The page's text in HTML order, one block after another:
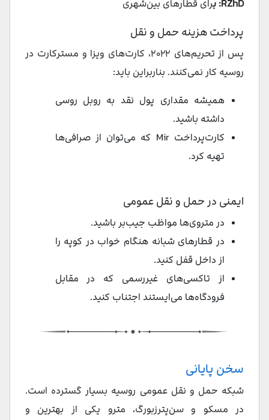
RZhD: ب رای قطارهای بین‌شهری
پرداخت هزینه حمل و نقل
پس از تحریم‌های ۲۰۲۲، کارت‌های ویزا و مسترکارت در
روسیه کار نمی‌کنند. بناربراین باید:
همیشه مقداری پول نقد به روبل روسی
داشته باشید.
کارت‌پرداخت Mir که می‌توان از صرافی‌ها
تهیه کرد.
ایمنی در حمل و نقل عمومی
در متروی‌ها مواظب جیب‌بر باشید.
در قطارهای شبانه هنگام خواب در کوپه را
از داخل قفل کنید.
از تاکسی‌های غیررسمی که در مقابل
فرودگاه‌ها می‌ایستند اجتناب کنید.
سخن پایانی
شبکه حمل‌ و نقل عمومی روسیه بسیار گسترده است.
در مسکو و سن‌پترزبورگ، مترو یکی از بهترین و